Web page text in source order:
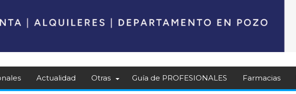
Actualidad Otras Guía de PROFESIONALES Farmacias